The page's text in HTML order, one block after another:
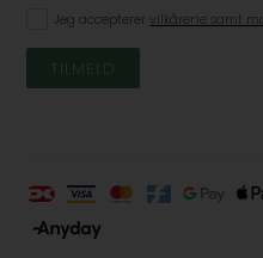
Jeg accepterervilkårene samt